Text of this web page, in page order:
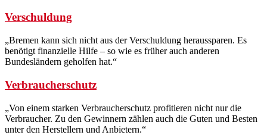
Verschuldung
„Bremen kann sich nicht aus der Verschuldung heraussparen. Es
benötigt finanzielle Hilfe – so wie es früher auch anderen
Bundesländern geholfen hat.“
Verbraucherschutz
„Von einem starken Verbraucherschutz profitieren nicht nur die
Verbraucher. Zu den Gewinnern zählen auch die Guten und Besten
unter den Herstellern und Anbietern.“